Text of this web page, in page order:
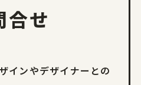
合せ
インやデザイナーとの